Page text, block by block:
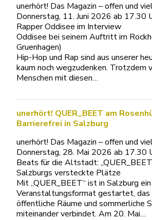
unerhört! Das Magazin – offen und
Donnerstag, 11. Juni 2026 ab 17.30
Rapper Oddisee im Interview
Oddisee bei seinem Auftritt im
Gruenhagen)
Hip-Hop und Rap sind aus unserer
kaum noch wegzudenken. Trotzdem
Menschen mit diesen…
unerhört! QUER_BEET am
Barrierefrei in Salzburg
unerhört! Das Magazin – offen und
Donnerstag, 28. Mai 2026 ab 17.30
Beats für die Altstadt:
Salzburgs versteckte Plätze
Mit „QUER_BEET“ ist in Salzburg
Veranstaltungsformat gestartet, das
öffentliche Räume und sommerliche
miteinander verbindet. Am 20. Mai…